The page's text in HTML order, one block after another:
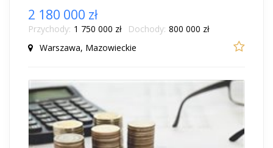
2 180 000 zł
Przychody: 1 750 000 zł Dochody: 800 000 zł
Warszawa, Mazowieckie